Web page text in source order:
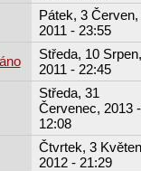
Pátek, 3 Červen,
2011 - 23:55
Středa, 10 Srpen,
2011 - 22:45
Středa, 31
Červenec, 2013 -
12:08
Čtvrtek, 3
2012 - 21:29